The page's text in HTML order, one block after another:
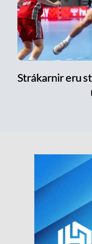
Strákarnir eru